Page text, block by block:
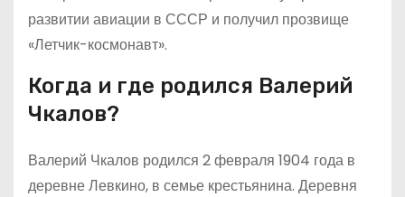
развитии авиации в СССР и получил прозвище
«Летчик-космонавт».
Когда и где родился Валерий
Чкалов?
Валерий Чкалов родился 2 февраля 1904 года в
деревне Левкино, в семье крестьянина. Деревня